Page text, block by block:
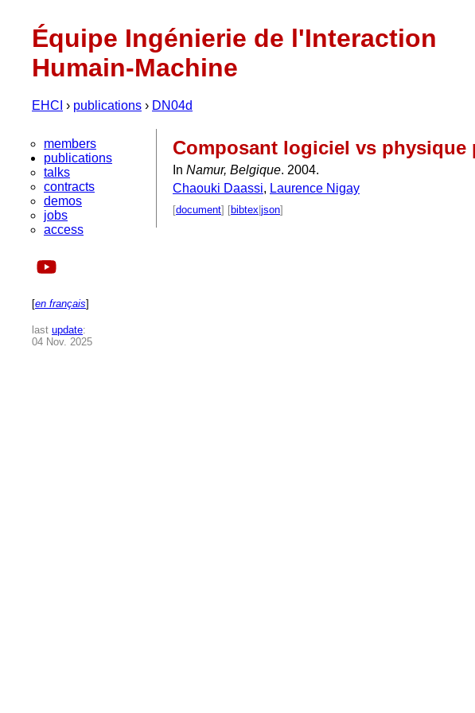
Équipe Ingénierie de l'Interaction
Humain-Machine
EHCI › publications › DN04d
members
publications
talks
contracts
demos
jobs
access
[en français]
last update:
04 Nov. 2025
Composant logiciel vs physique
In Namur, Belgique. 2004.
Chaouki Daassi, Laurence Nigay
[document] [bibtex json]